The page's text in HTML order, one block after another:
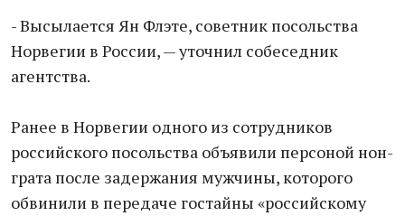
- Высылается Ян Флэте, советник посольства
Норвегии в России, — уточнил собеседник
агентства.
Ранее в Норвегии одного из сотрудников
российского посольства объявили персоной нон-
грата после задержания мужчины, которого
обвинили в передаче гостайны «российскому